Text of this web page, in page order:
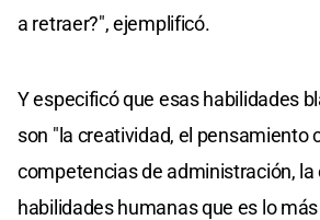
a retraer?", ejemplificó.
Y especificó que esas habilidades
son "la creatividad, el pensamiento
competencias de administración,
habilidades humanas que es lo